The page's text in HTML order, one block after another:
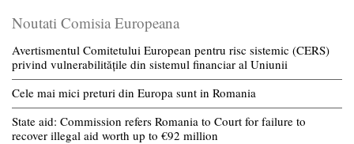
Noutati Comisia Europeana
Avertismentul Comitetului European pentru risc sistemic (CERS)
privind vulnerabilitățile din sistemul financiar al Uniunii
Cele mai mici preturi din Europa sunt in Romania
State aid: Commission refers Romania to Court for failure to
recover illegal aid worth up to €92 million